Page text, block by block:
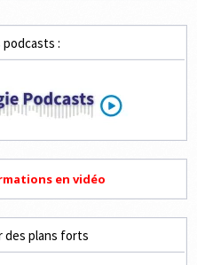
:
en vidéo
des plans forts